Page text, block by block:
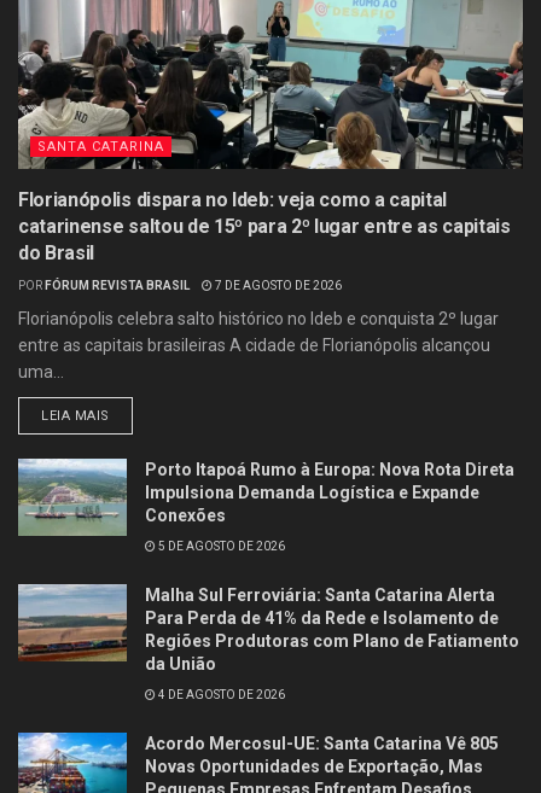
SANTA CATARINA
Florianópolis dispara no Ideb: veja como a capital
catarinense saltou de 15º para 2º lugar entre as capitais
do Brasil
POR FÓRUM REVISTA BRASIL 7 DE AGOSTO DE 2026
Florianópolis celebra salto histórico no Ideb e conquista 2º lugar
entre as capitais brasileiras A cidade de Florianópolis alcançou
uma...
LEIA MAIS
Porto Itapoá Rumo à Europa: Nova Rota Direta
Impulsiona Demanda Logística e Expande
Conexões
5 DE AGOSTO DE 2026
Malha Sul Ferroviária: Santa Catarina Alerta
Para Perda de 41% da Rede e Isolamento de
Regiões Produtoras com Plano de Fatiamento
da União
4 DE AGOSTO DE 2026
Acordo Mercosul-UE: Santa Catarina Vê 805
Novas Oportunidades de Exportação, Mas